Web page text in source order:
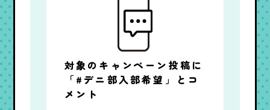
対象のキャンペーン投稿に
「#デニ部入部希望」とコ
メント